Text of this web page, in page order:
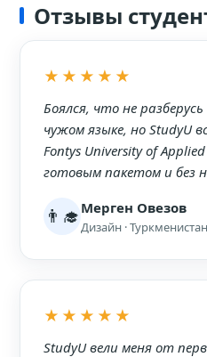
Отзывы
★★★★★
Боялся, что не
чужом языке, но StudyU
Fontys University of
готовым пакетом и без
👨‍🎓 Мерген Овезов
Дизайн · Туркменистан
★★★★★
StudyU вели меня от